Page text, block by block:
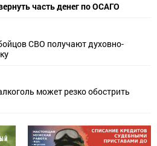
часть денег по ОСАГО
СВО получают духовно-
может резко обострить